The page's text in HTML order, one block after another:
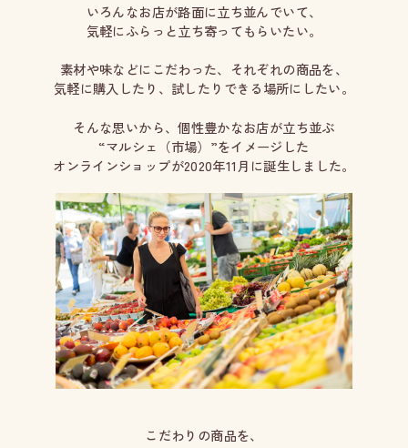
いろんなお店が路面に立ち並んでいて、
気軽にふらっと立ち寄ってもらいたい。
素材や味などにこだわった、それぞれの商品を、
気軽に購入したり、試したりできる場所にしたい。
そんな思いから、個性豊かなお店が立ち並ぶ
“マルシェ（市場）”をイメージした
オンラインショップが2020年11月に誕生しました。
こだわりの商品を、